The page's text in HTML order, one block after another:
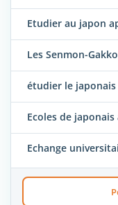
Etudier au japon
Les Senmon-
étudier le japonais
Ecoles de japonais
Echange